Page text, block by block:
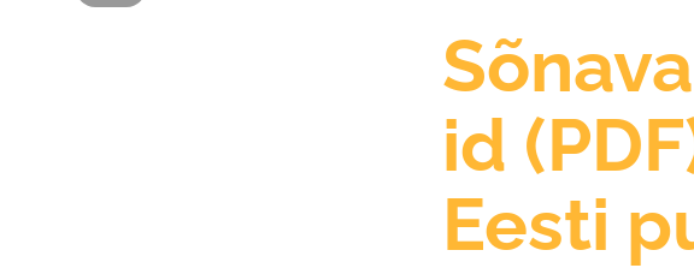
id
Eesti